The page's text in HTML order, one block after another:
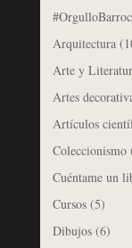
Arquitectura
Arte y
Artes
Artículos
Coleccionismo
Cuéntame un
Cursos(5)
Dibujos(6)